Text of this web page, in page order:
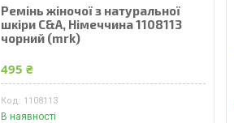
Ремінь жіночої з натуральної
шкіри C&A, Німеччина 1108113
чорний (mrk)
495 ₴
1108113
В наявності